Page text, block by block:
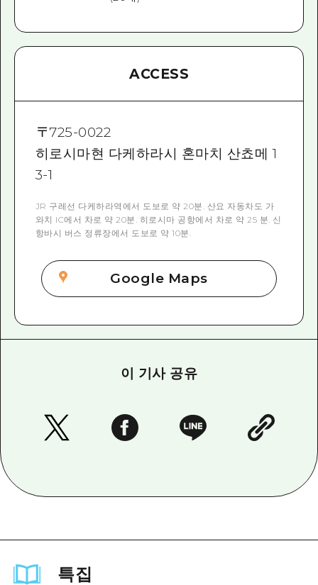
ACCESS
〒725-0022
히로시마현 다케하라시 혼마치 산쵸메 1
3-1
JR 구레선 다케하라역에서 도보로 약 20분. 산요 자동차도 가
와치 IC에서 차로 약 20분. 히로시마 공항에서 차로 약 25 분. 신
항바시 버스 정류장에서 도보로 약 10분.
Google Maps
이 기사 공유
특집